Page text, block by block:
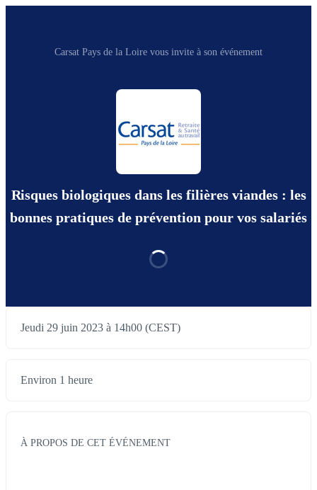
Carsat Pays de la Loire vous invite à son événement
Risques biologiques dans les filières viandes : les
bonnes pratiques de prévention pour vos salariés
Jeudi 29 juin 2023 à 14h00 (CEST)
Environ 1 heure
À PROPOS DE CET ÉVÉNEMENT